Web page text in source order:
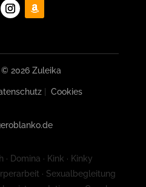
2026 Zuleika
| Cookies
· Domina · Kink · Kinky
· Sexualbegleitung